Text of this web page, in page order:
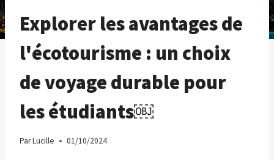
Explorer les avantages de
l'écotourisme : un choix
de voyage durable pour
les étudiants￼
ParLucille 01/10/2024